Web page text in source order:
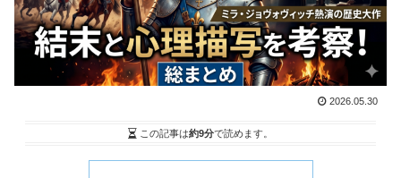
2026.05.30
この記事は約9分で読めます。